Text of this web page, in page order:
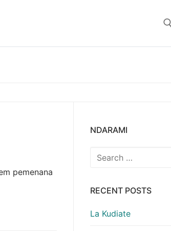
pemenana
NDARAMI
Search
RECENT POSTS
La Kudiate